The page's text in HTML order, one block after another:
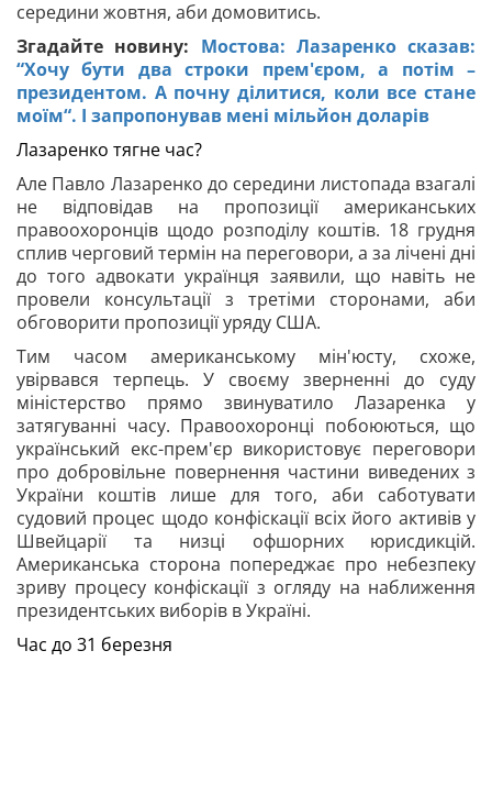
середини жовтня, аби домовитись.
Згадайте новину: Мостова: Лазаренко сказав:
“Хочу бути два строки прем'єром, а потім –
президентом. А почну ділитися, коли все стане
моїм“. І запропонував мені мільйон доларів
Лазаренко тягне час?
Але Павло Лазаренко до середини листопада взагалі
не відповідав на пропозиції американських
правоохоронців щодо розподілу коштів. 18 грудня
сплив черговий термін на переговори, а за лічені дні
до того адвокати українця заявили, що навіть не
провели консультації з третіми сторонами, аби
обговорити пропозиції уряду США.
Тим часом американському мін'юсту, схоже,
увірвався терпець. У своєму зверненні до суду
міністерство прямо звинуватило Лазаренка у
затягуванні часу. Правоохоронці побоюються, що
український екс-прем'єр використовує переговори
про добровільне повернення частини виведених з
України коштів лише для того, аби саботувати
судовий процес щодо конфіскації всіх його активів у
Швейцарії та низці офшорних юрисдикцій.
Американська сторона попереджає про небезпеку
зриву процесу конфіскації з огляду на наближення
президентських виборів в Україні.
Час до 31 березня